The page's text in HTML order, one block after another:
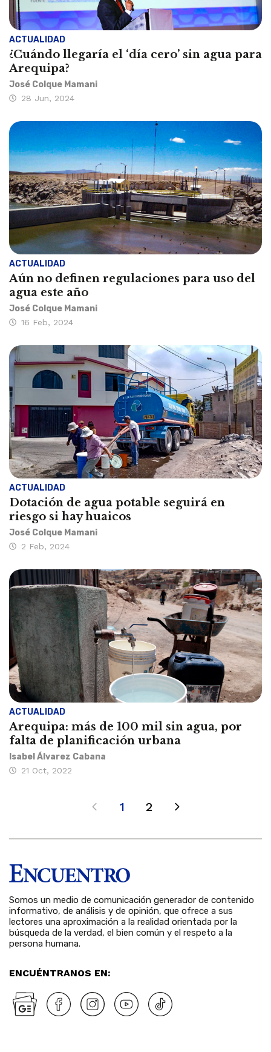
ACTUALIDAD
¿Cuándo llegaría el ‘día cero’ sin agua para
Arequipa?
José Colque Mamani
28 Jun, 2024
ACTUALIDAD
Aún no definen regulaciones para uso del
agua este año
José Colque Mamani
16 Feb, 2024
ACTUALIDAD
Dotación de agua potable seguirá en
riesgo si hay huaicos
José Colque Mamani
2 Feb, 2024
ACTUALIDAD
Arequipa: más de 100 mil sin agua, por
falta de planificación urbana
Isabel Álvarez Cabana
21 Oct, 2022
1 2
Somos un medio de comunicación generador de contenido
informativo, de análisis y de opinión, que ofrece a sus
lectores una aproximación a la realidad orientada por la
búsqueda de la verdad, el bien común y el respeto a la
persona humana.
ENCUÉNTRANOS EN: